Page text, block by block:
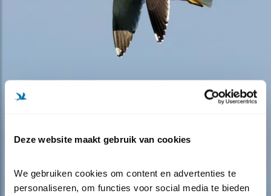
Deze website maakt gebruik van cookies
We gebruiken cookies om content en advertenties te
personaliseren, om functies voor social media te bieden